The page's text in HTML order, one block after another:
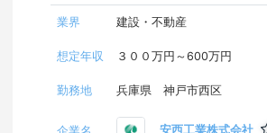
業界 建設・不動産
想定年収 ３００万円～600万円
勤務地 兵庫県 神戸市西区
安西工業株式会社